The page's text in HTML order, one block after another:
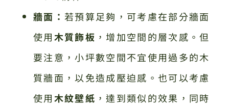
牆面：若預算足夠，可考慮在部分牆面
使用木質飾板 ，增加空間的層次感。但
要注意，小坪數空間不宜使用過多的木
質牆面，以免造成壓迫感。也可以考慮
使用木紋壁紙 ，達到類似的效果，同時